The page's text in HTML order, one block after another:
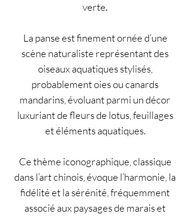
verte.
La panse est finement ornée d’une
scène naturaliste représentant des
oiseaux aquatiques stylisés,
probablement oies ou canards
mandarins, évoluant parmi un décor
luxuriant de fleurs de lotus, feuillages
et éléments aquatiques.
Ce thème iconographique, classique
dans l’art chinois, évoque l’harmonie, la
fidélité et la sérénité, fréquemment
associé aux paysages de marais et